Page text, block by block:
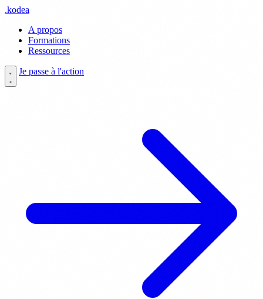
.kodea
A propos
Formations
Ressources
Je passe à l'action